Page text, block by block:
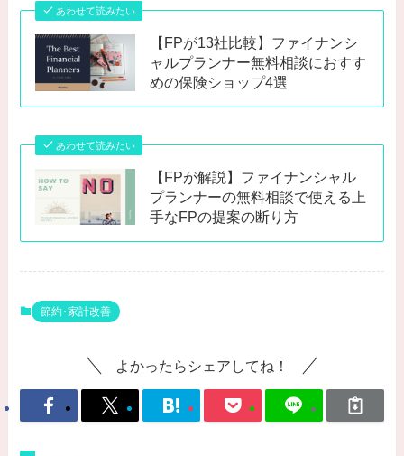
あわせて読みたい
【FPが13社比較】ファイナンシ
ャルプランナー無料相談におすす
めの保険ショップ4選
あわせて読みたい
【FPが解説】ファイナンシャル
プランナーの無料相談で使える上
手なFPの提案の断り方
節約･家計改善
よかったらシェアしてね！